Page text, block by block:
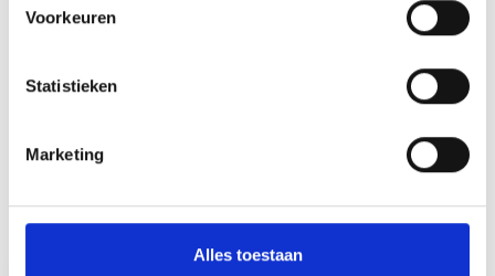
Voorkeuren
Statistieken
Marketing
Alles toestaan
Neem contact op over dit product
Wat onze klanten zeggen
Gemiddelde van 0 review(s)